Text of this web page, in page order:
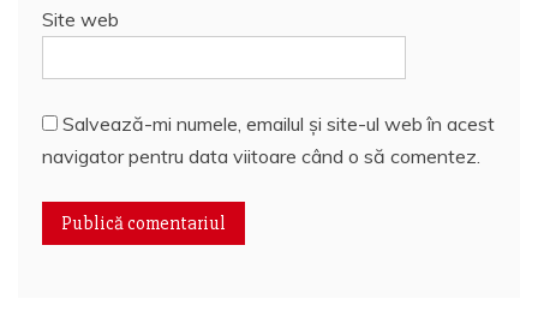
Site web
Salvează-mi numele, emailul și site-ul web în acest
navigator pentru data viitoare când o să comentez.